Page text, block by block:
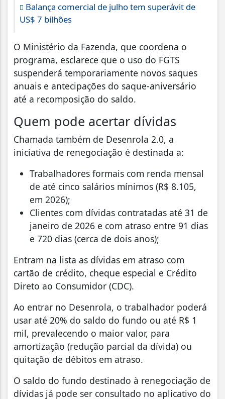
Balança comercial de julho tem superávit de
US$ 7 bilhões
O Ministério da Fazenda, que coordena o
programa, esclarece que o uso do FGTS
suspenderá temporariamente novos saques
anuais e antecipações do saque-aniversário
até a recomposição do saldo.
Quem pode acertar dívidas
Chamada também de Desenrola 2.0, a
iniciativa de renegociação é destinada a:
Trabalhadores formais com renda mensal
de até cinco salários mínimos (R$ 8.105,
em 2026);
Clientes com dívidas contratadas até 31 de
janeiro de 2026 e com atraso entre 91 dias
e 720 dias (cerca de dois anos);
Entram na lista as dívidas em atraso com
cartão de crédito, cheque especial e Crédito
Direto ao Consumidor (CDC).
Ao entrar no Desenrola, o trabalhador poderá
usar até 20% do saldo do fundo ou até R$ 1
mil, prevalecendo o maior valor, para
amortização (redução parcial da dívida) ou
quitação de débitos em atraso.
O saldo do fundo destinado à renegociação de
dívidas já pode ser consultado no aplicativo do